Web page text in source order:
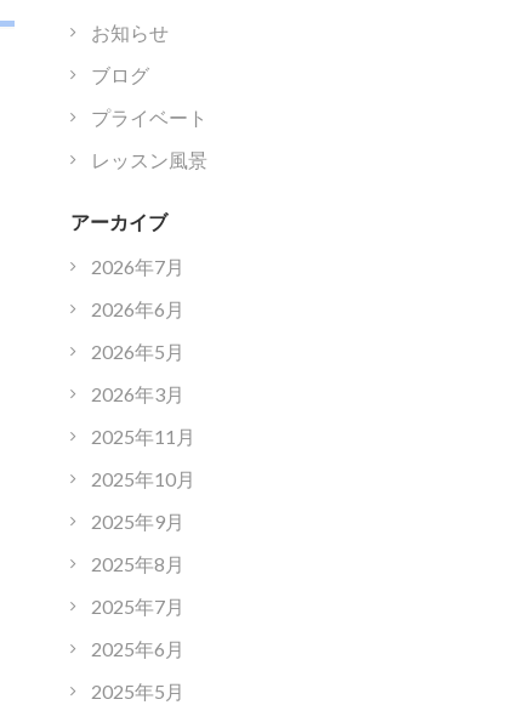
お知らせ
ブログ
プライベート
レッスン風景
アーカイブ
2026年7月
2026年6月
2026年5月
2026年3月
2025年11月
2025年10月
2025年9月
2025年8月
2025年7月
2025年6月
2025年5月